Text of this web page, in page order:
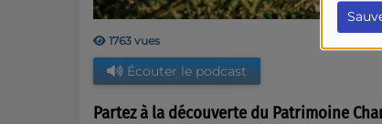
1763 vues
Écouter le podcast
Partez à la découverte du Patrimoine